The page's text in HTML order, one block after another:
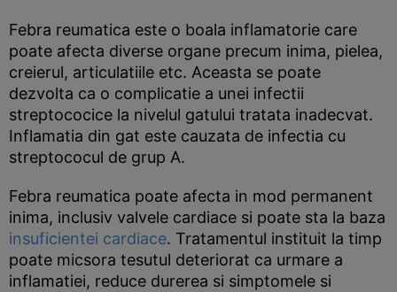
Febra reumatica este o boala inflamatorie care
poate afecta diverse organe precum inima, pielea,
creierul, articulatiile etc. Aceasta se poate
dezvolta ca o complicatie a unei infectii
streptococice la nivelul gatului tratata inadecvat.
Inflamatia din gat este cauzata de infectia cu
streptococul de grup A.
Febra reumatica poate afecta in mod permanent
inima, inclusiv valvele cardiace si poate sta la baza
insuficientei cardiace. Tratamentul instituit la timp
poate micsora tesutul deteriorat ca urmare a
inflamatiei, reduce durerea si simptomele si